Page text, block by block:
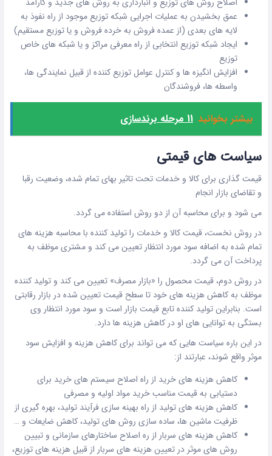
عمق بخشیدن به عملیات اجرایی شبکه توزیع موجود از راه نفوذ به
لایه های بعدی (از عمده فروش به خرده فروش و یا توزیع مستقیم)
ایجاد شبکه توزیع انتخابی از راه معرفی مراکز و یا شبکه های خاص
توزیع
افزایش انگیزه ها و کنترل عوامل توزیع کننده از قبیل نمایندگی ها،
واسطه ها، فروشندگان
بیشتر بخوانید 11 مرحله برندسازی
سیاست های قیمتی
قیمت گذاری برای کالا و خدمات تحت تاثیر بهای تمام شده، وضعیت رقبا
و تقاضای بازار انجام
می شود و برای محاسبه آن از دو روش استفاده می گردد.
در روش نخست، قیمت کالا و خدمات را تولید کننده با محاسبه هزینه های
تمام شده به اضافه سود مورد انتظار تعیین می کند و مشتری موظف به
پرداخت آن می گردد.
در روش دوم، قیمت محصول را «بازار مصرف» تعیین می کند و تولید کننده
موظف به کاهش هزینه های خود تا سطح قیمت تعیین شده در بازار رقابتی
است. بنابراین تولید کننده تابع قیمت بازار است و سود مورد انتظار وی
بستگی به توانایی های او در کاهش هزینه ها دارد.
در این باره سیاست هایی که می تواند برای کاهش هزینه و افزایش سود
موثر واقع شوند، عبارتند از:
کاهش هزینه های خرید از راه اصلاح سیستم های خرید برای
دستیابی به قیمت مناسب خرید مواد اولیه و مصرفی
کاهش هزینه های تولید از راه بهینه سازی فرآیند تولید، بهره گیری از
ظرفیت ماشین ها، ساده سازی روش های تولید، کاهش ضایعات و …
کاهش هزینه های سربار از ره اصلاح ساختارهای سازمانی و تبیین
روش های موثر در تعیین هزینه های سربار از قبیل هزینه های توزیع،